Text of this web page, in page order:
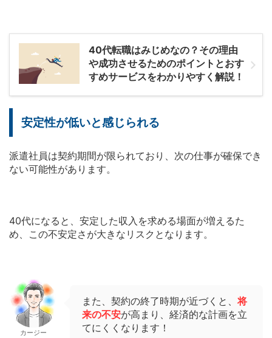
40代転職はみじめなの？その理由
や成功させるためのポイントとおす
すめサービスをわかりやすく解説！
安定性が低いと感じられる
派遣社員は契約期間が限られており、次の仕事が確保でき
ない可能性があります。
40代になると、安定した収入を求める場面が増えるた
め、この不安定さが大きなリスクとなります。
カージー
また、契約の終了時期が近づくと、将
来の不安が高まり、経済的な計画を立
てにくくなります！